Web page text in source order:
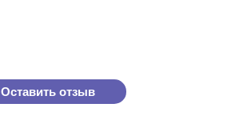
Оставить отзыв